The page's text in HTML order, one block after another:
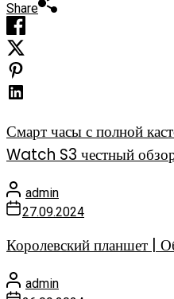
Share
Смарт часы с полной
Watch S3 честный
admin
27.09.2024
Королевский планшет |
admin